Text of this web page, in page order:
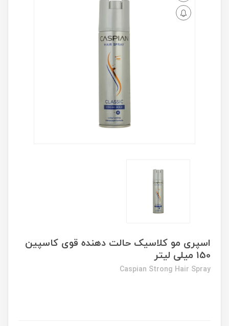
اسپری مو کلاسیک حالت دهنده قوی کاسپین
150 میلی لیتر
Caspian Strong Hair Spray